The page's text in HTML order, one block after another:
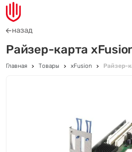
назад
Райзер-карта
Главная Товары xFusion Райзер-